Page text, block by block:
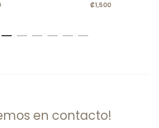
₡1,500
en contacto!